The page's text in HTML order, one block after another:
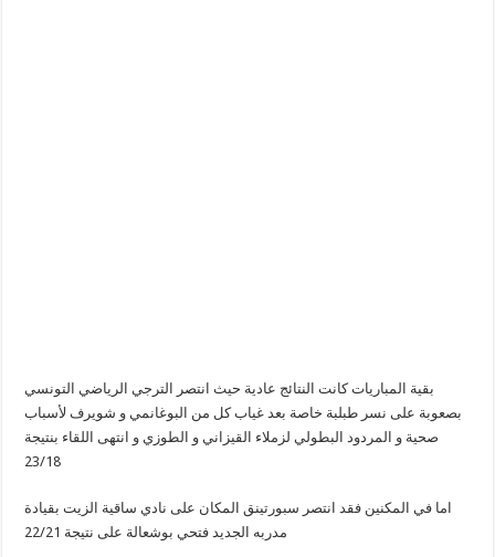
بقية المباريات كانت النتائج عادية حيث انتصر الترجي الرياضي التونسي
بصعوبة على نسر طبلبة خاصة بعد غياب كل من البوغانمي و شويرف لأسباب
صحية و المردود البطولي لزملاء القيزاني و الطوزي و انتهى اللقاء بنتيجة
23/18
اما في المكنين فقد انتصر سبورتينق المكان على نادي ساقية الزيت بقيادة
مدربه الجديد فتحي بوشعالة على نتيجة 22/21